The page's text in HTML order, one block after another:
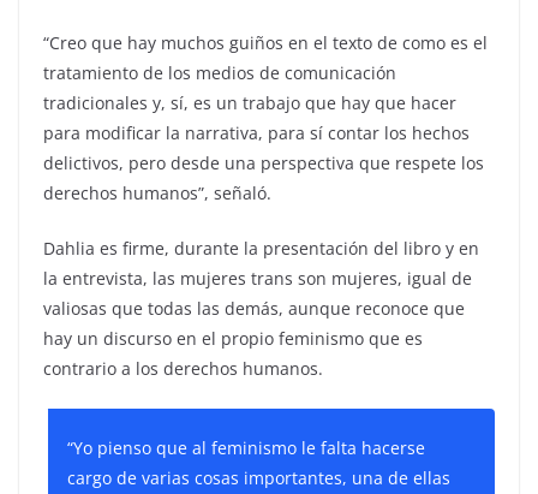
“Creo que hay muchos guiños en el texto de como es el
tratamiento de los medios de comunicación
tradicionales y, sí, es un trabajo que hay que hacer
para modificar la narrativa, para sí contar los hechos
delictivos, pero desde una perspectiva que respete los
derechos humanos”, señaló.
Dahlia es firme, durante la presentación del libro y en
la entrevista, las mujeres trans son mujeres, igual de
valiosas que todas las demás, aunque reconoce que
hay un discurso en el propio feminismo que es
contrario a los derechos humanos.
“Yo pienso que al feminismo le falta hacerse
cargo de varias cosas importantes, una de ellas